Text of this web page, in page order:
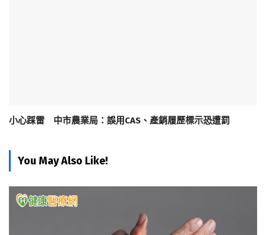
小心踩雷 中市農業局：誤用CAS、產銷履歷標示恐遭罰
You May Also Like!